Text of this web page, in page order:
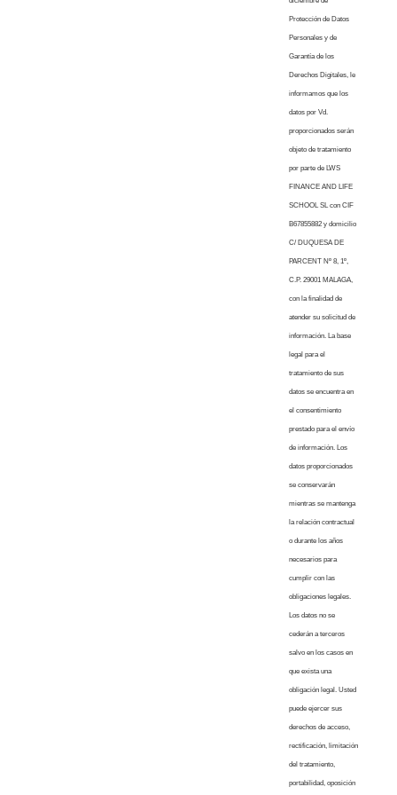
Protección de Datos
Personales y de
Garantía de los
Derechos Digitales, le
informamos que los
datos por Vd.
proporcionados serán
objeto de tratamiento
por parte de LWS
FINANCE AND LIFE
SCHOOL SL con CIF
B67855882 y domicilio
C/ DUQUESA DE
PARCENT Nº 8, 1º,
C.P. 29001 MALAGA,
con la finalidad de
atender su solicitud de
información. La base
legal para el
tratamiento de sus
datos se encuentra en
el consentimiento
prestado para el envío
de información. Los
datos proporcionados
se conservarán
mientras se mantenga
la relación contractual
o durante los años
necesarios para
cumplir con las
obligaciones legales.
Los datos no se
cederán a terceros
salvo en los casos en
que exista una
obligación legal. Usted
puede ejercer sus
derechos de acceso,
rectificación, limitación
del tratamiento,
portabilidad, oposición